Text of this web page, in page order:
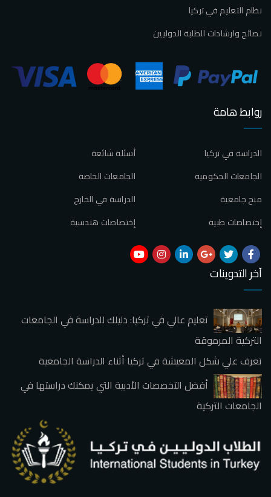
نظام التعليم في تركيا
نصائح وارشادات للطلبة الدوليين
روابط هامة
أسئلة شائعة
الدراسة في تركيا
الجامعات الخاصة
الجامعات الحكومية
الدراسة في الخارج
منح جامعية
إختصاصات هندسية
إختصاصات طبية
آخر التدوينات
تعليم عالي في تركيا: دليلك للدراسة في الجامعات
التركية المرموقة
تعرف علي شكل المعيشة في تركيا أثناء الدراسة الجامعية
أفضل التخصصات الأدبية التي يمكنك دراستها في
الجامعات التركية